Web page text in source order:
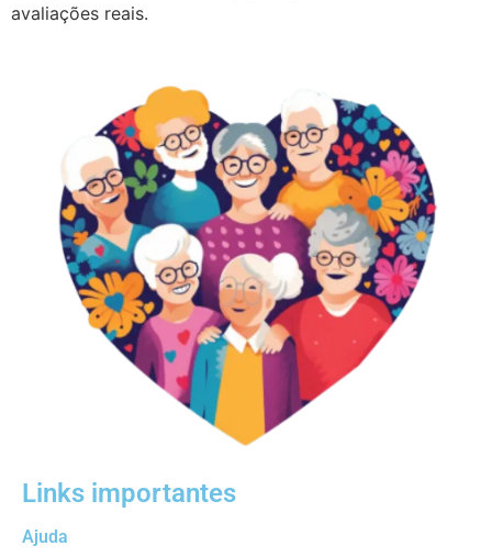
avaliações reais.
Links importantes
Ajuda